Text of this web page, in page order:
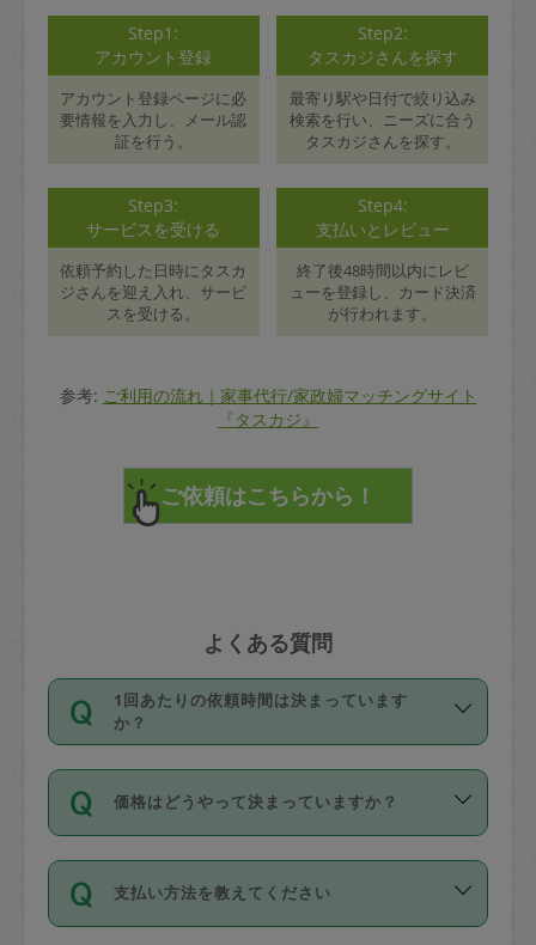
Step1:
アカウント登録
アカウント登録ページに必
要情報を入力し、メール認
証を行う。
Step2:
タスカジさんを探す
最寄り駅や日付で絞り込み
検索を行い、ニーズに合う
タスカジさんを探す。
Step3:
サービスを受ける
依頼予約した日時にタスカ
ジさんを迎え入れ、サービ
スを受ける。
Step4:
支払いとレビュー
終了後48時間以内にレビ
ューを登録し、カード決済
が行われます。
参考: ご利用の流れ｜家事代行/家政婦マッチングサイト
『タスカジ』
よくある質問
1回あたりの依頼時間は決まっています
か？
依頼1回につき3時間固定です。3時間を
超えて依頼したい場合は、延長機能をご
利用ください。機能をご利用いただくに
の上事前申請することが必要です。な
お、3時間を下回っても、値引き等はござ
価格はどうやって決まっていますか？
11種類の価格帯の中からタスカジさん自
身が価格を選んで設定しています。
タスカジさんの価格設定には最初は制限
支払い方法を教えてください